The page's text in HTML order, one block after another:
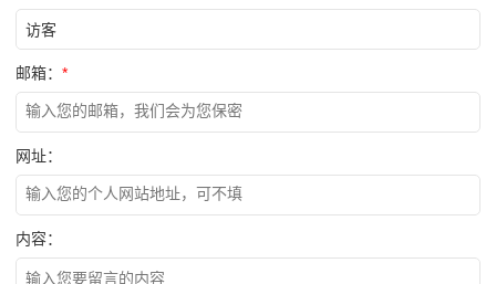
邮箱： *
网址：
内容：